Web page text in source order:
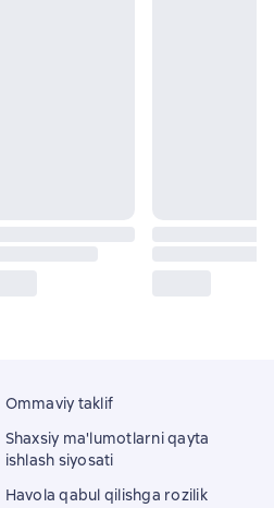
Ommaviy taklif
Shaxsiy ma'lumotlarni qayta
ishlash siyosati
Havola qabul qilishga rozilik